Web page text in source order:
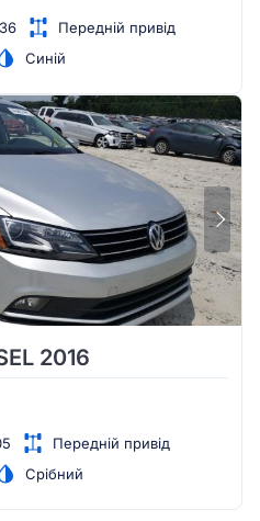
Передній привід
Синій
2016
Передній привід
Срібний